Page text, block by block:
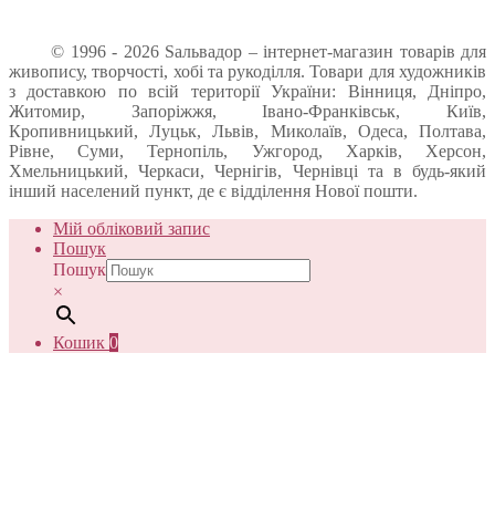
© 1996 - 2026 Sальвадор – інтернет-магазин товарів для
живопису, творчості, хобі та рукоділля. Товари для художників
з доставкою по всій території України: Вінниця, Дніпро,
Житомир, Запоріжжя, Івано-Франківськ, Київ,
Кропивницький, Луцьк, Львів, Миколаїв, Одеса, Полтава,
Рівне, Суми, Тернопіль, Ужгород, Харків, Херсон,
Хмельницький, Черкаси, Чернігів, Чернівці та в будь-який
інший населений пункт, де є відділення Нової пошти.
Мій обліковий запис
Пошук
Пошук
×
Кошик 0